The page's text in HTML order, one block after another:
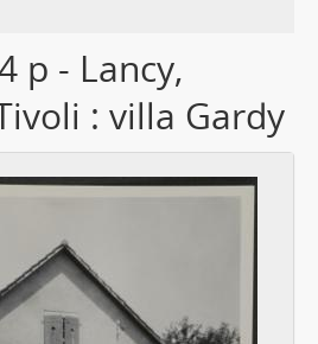
p - Lancy,
: villa Gardy